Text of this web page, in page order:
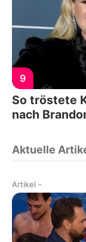
9
So tröstete
nach
Aktuelle
Artikel -